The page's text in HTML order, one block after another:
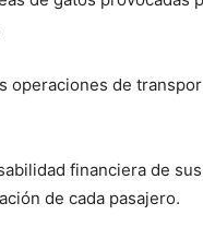
operaciones de
financiera de
de cada pasajero.